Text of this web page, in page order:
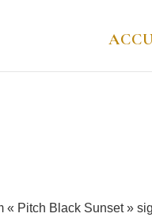
Pitch Black Sunset »